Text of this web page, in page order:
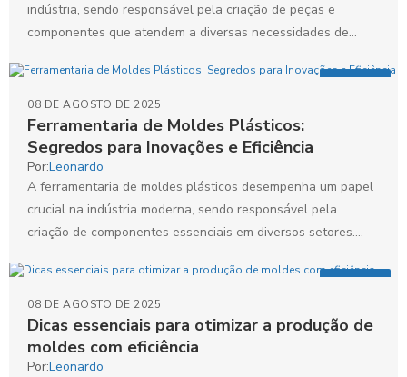
indústria, sendo responsável pela criação de peças e
componentes que atendem a diversas necessidades de
Ferramentaria de Moldes Plásticos:
Segredos para Inovações e Eficiência
08 DE AGOSTO DE 2025
Por:Leonardo
A ferramentaria de moldes plásticos desempenha um papel
crucial na indústria moderna, sendo responsável pela
criação de componentes essenciais em diversos setores.
Dicas essenciais para otimizar a produção de
moldes com eficiência
08 DE AGOSTO DE 2025
Por:Leonardo